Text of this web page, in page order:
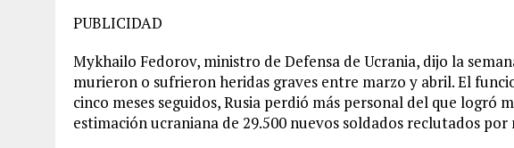
PUBLICIDAD
Mykhailo Fedorov, ministro de Defensa de Ucrania, dijo la
murieron o sufrieron heridas graves entre marzo y abril. El
cinco meses seguidos, Rusia perdió más personal del que logró
estimación ucraniana de 29.500 nuevos soldados reclutados por